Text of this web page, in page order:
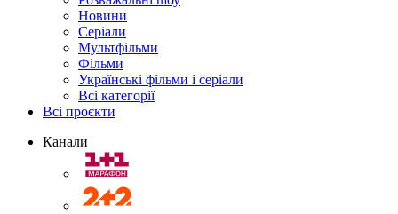
Новини
Серіали
Мультфільми
Фільми
Українські фільми і серіали
Всі категорії
Всі проєкти
Канали